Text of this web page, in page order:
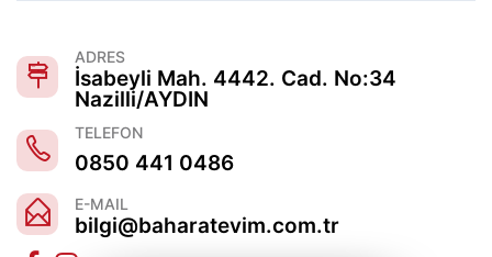
ADRES
İsabeyli Mah. 4442. Cad. No:34
Nazilli/AYDIN
TELEFON
0850 441 0486
E-MAIL
bilgi@baharatevim.com.tr